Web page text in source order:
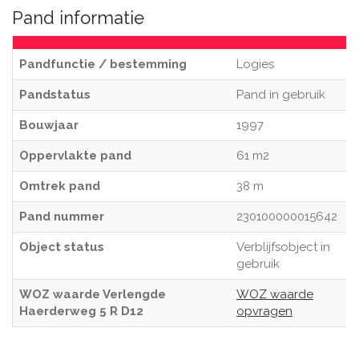
Pand informatie
Pandfunctie / bestemming Logies
Pandstatus Pand in gebruik
Bouwjaar 1997
Oppervlakte pand 61 m2
Omtrek pand 38 m
Pand nummer 230100000015642
Object status
Verblijfsobject in
gebruik
WOZ waarde Verlengde
Haerderweg 5 R D12
WOZ waarde
opvragen